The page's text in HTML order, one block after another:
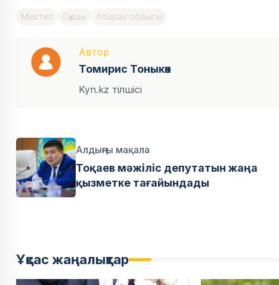
Мектеп Оқушы Атырау облысы
Автор
Томирис Тоныкөк
Kyn.kz тілшісі
Алдыңғы мақала
Тоқаев мәжіліс депутатын жаңа
қызметке тағайындады
Ұқсас жаңалықтар